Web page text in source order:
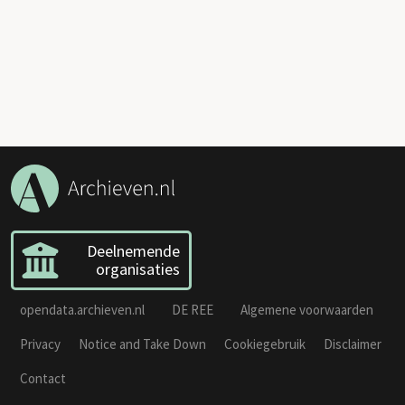
Deelnemende
organisaties
opendata.archieven.nl DE REE
Algemene voorwaarden
Privacy
Notice and Take Down Cookiegebruik
Disclaimer
Contact